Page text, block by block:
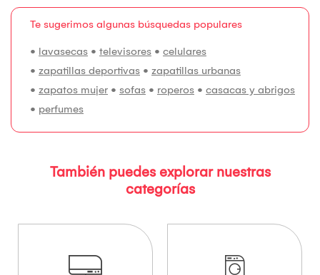
Te sugerimos algunas búsquedas populares
• lavasecas • televisores • celulares
• zapatillas deportivas • zapatillas urbanas
• zapatos mujer • sofas • roperos • casacas y abrigos
• perfumes
También puedes explorar nuestras
categorías